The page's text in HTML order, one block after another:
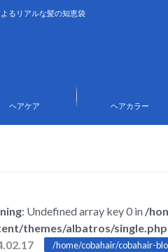
るリアルな髪の知恵袋
ヘアケア ヘアカラー
: Undefined array key 0 in /
themes/albatros/single.php
/home/cobahair/cobahair-